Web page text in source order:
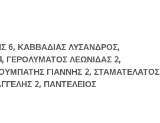
6, ΚΑΒΒΑΔΙΑΣ ΛΥΣΑΝΔΡΟΣ,
ΓΕΡΟΛΥΜΑΤΟΣ ΛΕΩΝΙΔΑΣ 2,
ΓΙΑΝΝΗΣ 2, ΣΤΑΜΑΤΕΛΑΤΟΣ
2, ΠΑΝΤΕΛΕΙΟΣ